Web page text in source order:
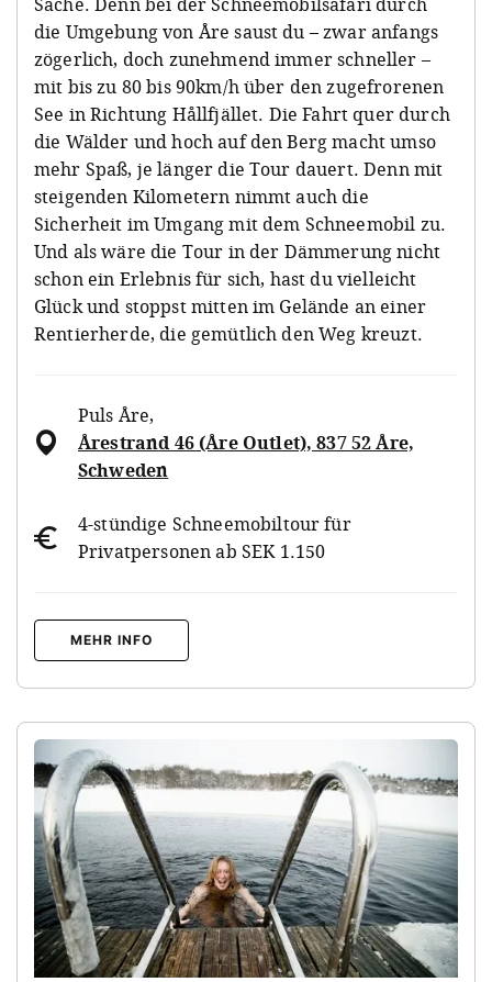
die Umgebung von Åre saust du – zwar anfangs
zögerlich, doch zunehmend immer schneller –
mit bis zu 80 bis 90km/h über den zugefrorenen
See in Richtung Hållfjället. Die Fahrt quer durch
die Wälder und hoch auf den Berg macht umso
mehr Spaß, je länger die Tour dauert. Denn mit
steigenden Kilometern nimmt auch die
Sicherheit im Umgang mit dem Schneemobil zu.
Und als wäre die Tour in der Dämmerung nicht
schon ein Erlebnis für sich, hast du vielleicht
Glück und stoppst mitten im Gelände an einer
Rentierherde, die gemütlich den Weg kreuzt.
Puls Åre,
Årestrand 46 (Åre Outlet), 837 52 Åre,
Schweden
4-stündige Schneemobiltour für
Privatpersonen ab SEK 1.150
MEHR INFO